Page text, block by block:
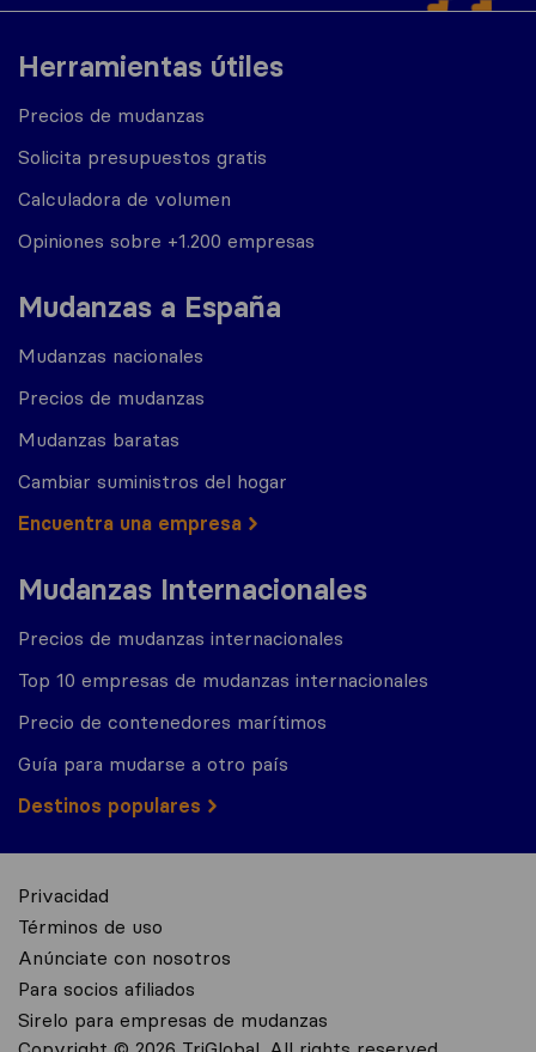
Herramientas útiles
Precios de mudanzas
Solicita presupuestos gratis
Calculadora de volumen
Opiniones sobre +1.200 empresas
Mudanzas a España
Mudanzas nacionales
Precios de mudanzas
Mudanzas baratas
Cambiar suministros del hogar
Encuentra una empresa
Mudanzas Internacionales
Precios de mudanzas internacionales
Top 10 empresas de mudanzas internacionales
Precio de contenedores marítimos
Guía para mudarse a otro país
Destinos populares
Privacidad
Términos de uso
Anúnciate con nosotros
Para socios afiliados
Sirelo para empresas de mudanzas